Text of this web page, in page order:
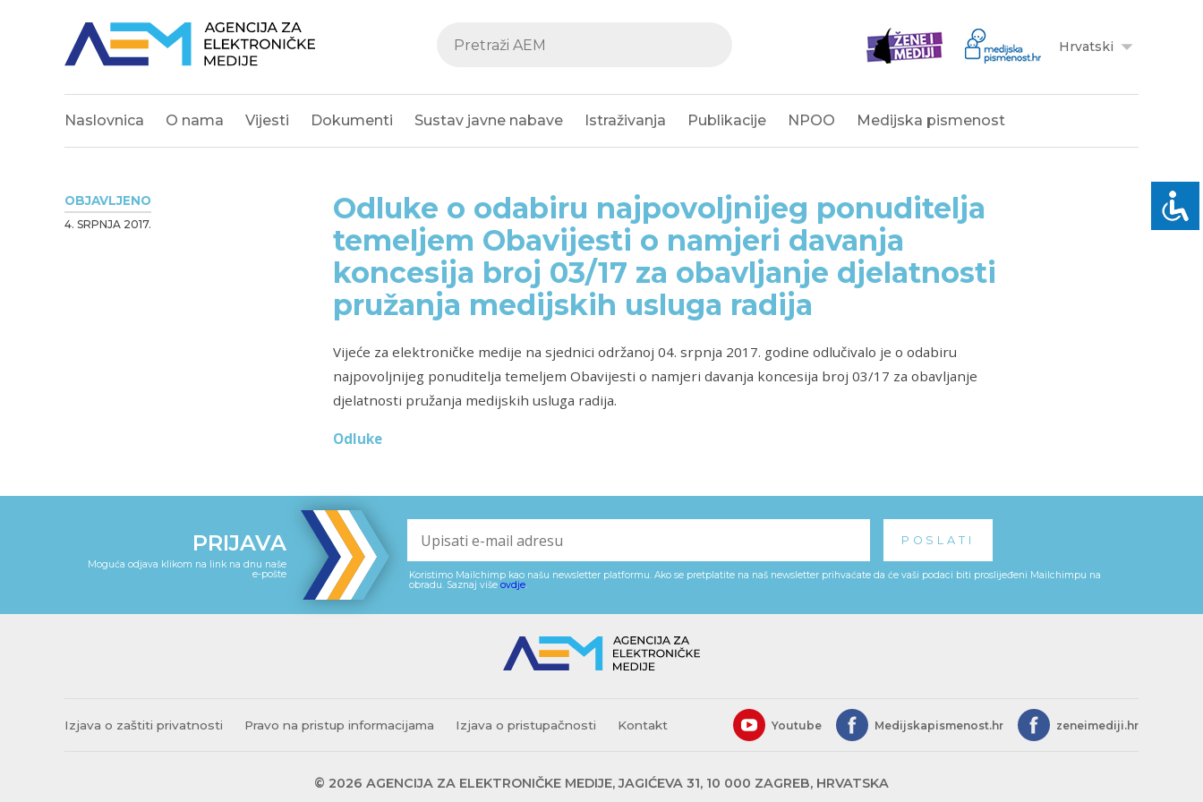
Hrvatski
Naslovnica O nama Vijesti Dokumenti Sustav javne nabave Istraživanja Publikacije NPOO Medijska pismenost
OBJAVLJENO
4. SRPNJA 2017.
Odluke o odabiru najpovoljnijeg ponuditelja
temeljem Obavijesti o namjeri davanja
koncesija broj 03/17 za obavljanje djelatnosti
pružanja medijskih usluga radija
Vijeće za elektroničke medije na sjednici održanoj 04. srpnja 2017. godine odlučivalo je o odabiru
najpovoljnijeg ponuditelja temeljem Obavijesti o namjeri davanja koncesija broj 03/17 za obavljanje
djelatnosti pružanja medijskih usluga radija.
Odluke
PRIJAVA
Moguća odjava klikom na link na dnu naše
e-pošte
Koristimo Mailchimp kao našu newsletter platformu. Ako se pretplatite na naš newsletter prihvaćate da će vaši podaci biti proslijeđeni Mailchimpu na
obradu. Saznaj više ovdje.
Izjava o zaštiti privatnosti Pravo na pristup informacijama Izjava o pristupačnosti Kontakt Youtube Medijskapismenost.hr zeneimediji.hr
© 2026 AGENCIJA ZA ELEKTRONIČKE MEDIJE, JAGIĆEVA 31, 10 000 ZAGREB, HRVATSKA